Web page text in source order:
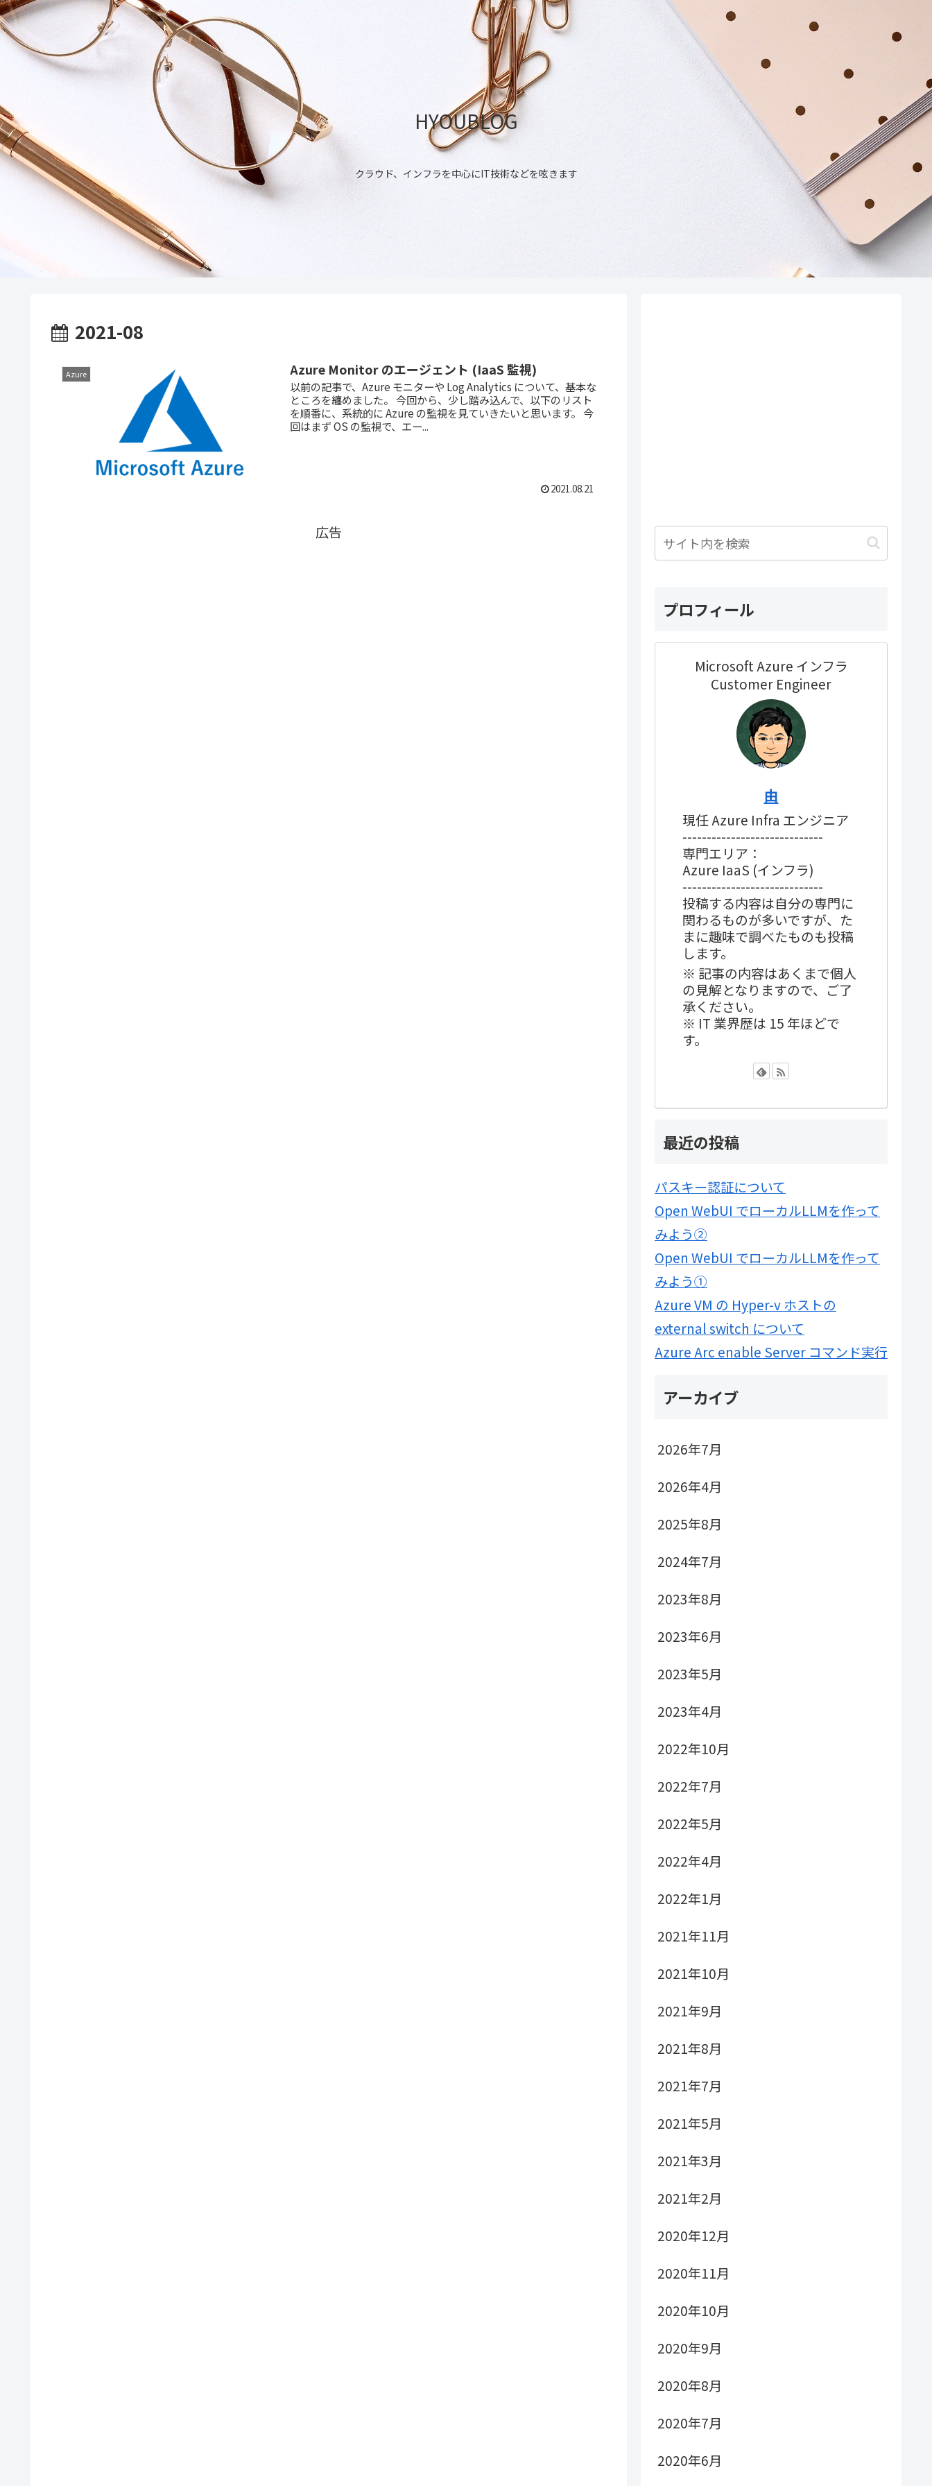
HYOUBLOG
クラウド、インフラを中心にIT技術などを呟きます
2021-08
Azure Azure Monitor のエージェント (IaaS 監視)
以前の記事で、Azure モニターや Log Analytics について、基本な
ところを纏めました。 今回から、少し踏み込んで、以下のリスト
を順番に、系統的に Azure の監視を見ていきたいと思います。 今
回はまず OS の監視で、エー...
2021.08.21
広告
プロフィール
Microsoft Azure インフラ
Customer Engineer
由
現任 Azure Infra エンジニア
-----------------------------
専門エリア：
Azure IaaS (インフラ)
-----------------------------
投稿する内容は自分の専門に
関わるものが多いですが、た
まに趣味で調べたものも投稿
します。
※ 記事の内容はあくまで個人
の見解となりますので、ご了
承ください。
※ IT 業界歴は 15 年ほどで
す。
最近の投稿
パスキー認証について
Open WebUI でローカルLLMを作って
みよう②
Open WebUI でローカルLLMを作って
みよう①
Azure VM の Hyper-v ホストの
external switch について
Azure Arc enable Server コマンド実行
アーカイブ
2026年7月
2026年4月
2025年8月
2024年7月
2023年8月
2023年6月
2023年5月
2023年4月
2022年10月
2022年7月
2022年5月
2022年4月
2022年1月
2021年11月
2021年10月
2021年9月
2021年8月
2021年7月
2021年5月
2021年3月
2021年2月
2020年12月
2020年11月
2020年10月
2020年9月
2020年8月
2020年7月
2020年6月